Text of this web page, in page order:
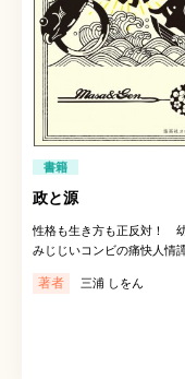
書籍
政と源
性格も生き方も正反対！
みじじいコンビの痛快人情
著者 三浦 しをん